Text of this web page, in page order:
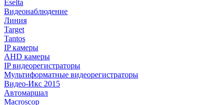
Eselta
Видеонаблюдение
Линия
Target
Tantos
IP камеры
AHD камеры
IP видеорегистраторы
Мультиформатные видеорегистраторы
Видео-Икс 2015
Автомаршал
Macroscop